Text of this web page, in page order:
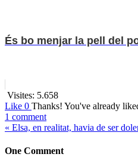
És bo menjar la pell del
Visites: 5.658
Like 0 Thanks! You've already
1 comment
« Elsa, en realitat, havia de ser
One Comment